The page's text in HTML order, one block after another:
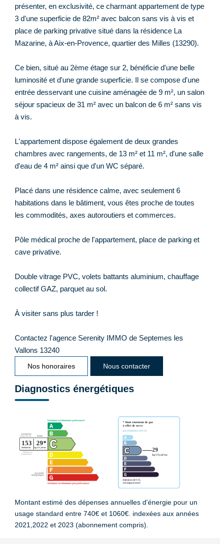
présenter, en exclusivité, ce charmant appartement de type
3 d'une superficie de 82m² avec balcon sans vis à vis et
place de parking privative situé dans la résidence La
Mazarine, à Aix-en-Provence, quartier des Milles (13290).
Ce bien, situé au 2ème étage sur 2, bénéficie d'une belle
luminosité et d'une grande superficie. Il se compose d'une
entrée desservant une cuisine aménagée de 9 m², un salon
séjour spacieux de 31 m² avec un balcon de 6 m² sans vis
à vis.
L'appartement dispose également de deux grandes
chambres avec rangements, de 13 m² et 11 m², d'une salle
d'eau de 4 m² ainsi que d'un WC séparé.
Placé dans une résidence calme, avec seulement 6
habitations dans le bâtiment, vous êtes proche de toutes
les commodités, axes autoroutiers et commerces.
Pôle médical proche de l'appartement, place de parking et
cave privative.
Double vitrage PVC, volets battants aluminium, chauffage
collectif GAZ, parquet au sol.
À visiter sans plus tarder !
Contactez l'agence Serenity IMMO de Septemes les
Vallons 13240
Nos honoraires Nous contacter
Diagnostics énergétiques
Montant estimé des dépenses annuelles d'énergie pour un
usage standard entre 740€ et 1060€. indexées aux années
2021,2022 et 2023 (abonnement compris).